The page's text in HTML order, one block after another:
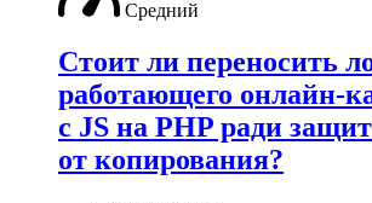
Средний
Стоит ли переносить
работающего онлайн-
с JS на PHP ради
от копирования?